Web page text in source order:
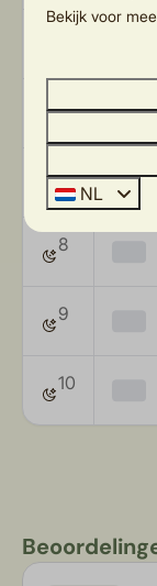
6 —
7 —
8
9
10
Bekijk voor
NL